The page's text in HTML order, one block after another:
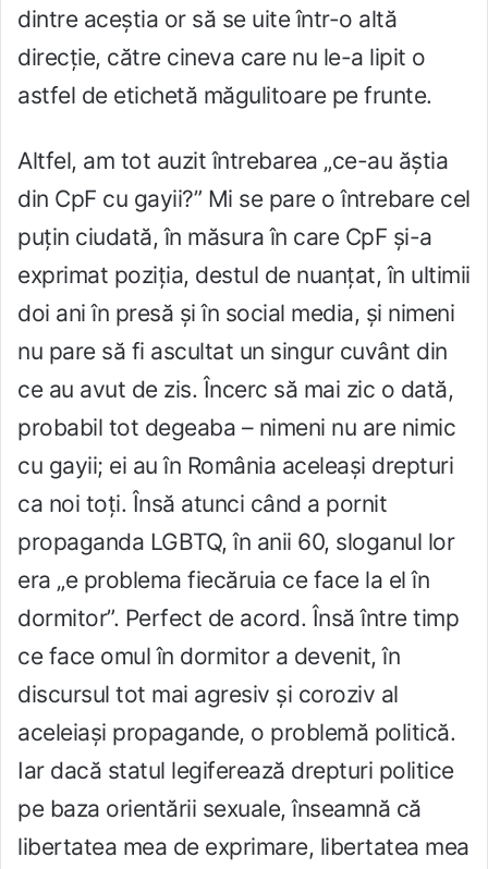
dintre aceștia or să se uite într-o altă
direcție, către cineva care nu le-a lipit o
astfel de etichetă măgulitoare pe frunte.
Altfel, am tot auzit întrebarea „ce-au ăștia
din CpF cu gayii?” Mi se pare o întrebare cel
puțin ciudată, în măsura în care CpF și-a
exprimat poziția, destul de nuanțat, în ultimii
doi ani în presă și în social media, și nimeni
nu pare să fi ascultat un singur cuvânt din
ce au avut de zis. Încerc să mai zic o dată,
probabil tot degeaba – nimeni nu are nimic
cu gayii; ei au în România aceleași drepturi
ca noi toți. Însă atunci când a pornit
propaganda LGBTQ, în anii 60, sloganul lor
era „e problema fiecăruia ce face la el în
dormitor”. Perfect de acord. Însă între timp
ce face omul în dormitor a devenit, în
discursul tot mai agresiv și coroziv al
aceleiași propagande, o problemă politică.
Iar dacă statul legiferează drepturi politice
pe baza orientării sexuale, înseamnă că
libertatea mea de exprimare, libertatea mea